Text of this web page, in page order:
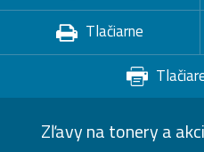
Tlačiarne
Zľavy na tonery a